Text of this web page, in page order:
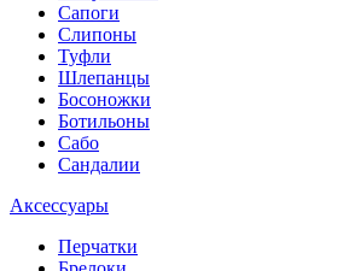
Сапоги
Слипоны
Туфли
Шлепанцы
Босоножки
Ботильоны
Сабо
Сандалии
Аксессуары
Перчатки